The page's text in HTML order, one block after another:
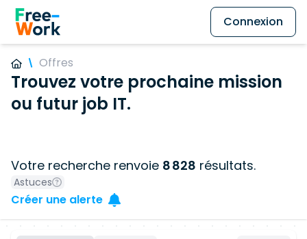
Connexion
Offres
Trouvez votre prochaine mission
ou futur job IT.
Votre recherche renvoie 8 828 résultats.
Astuces
Créer une alerte